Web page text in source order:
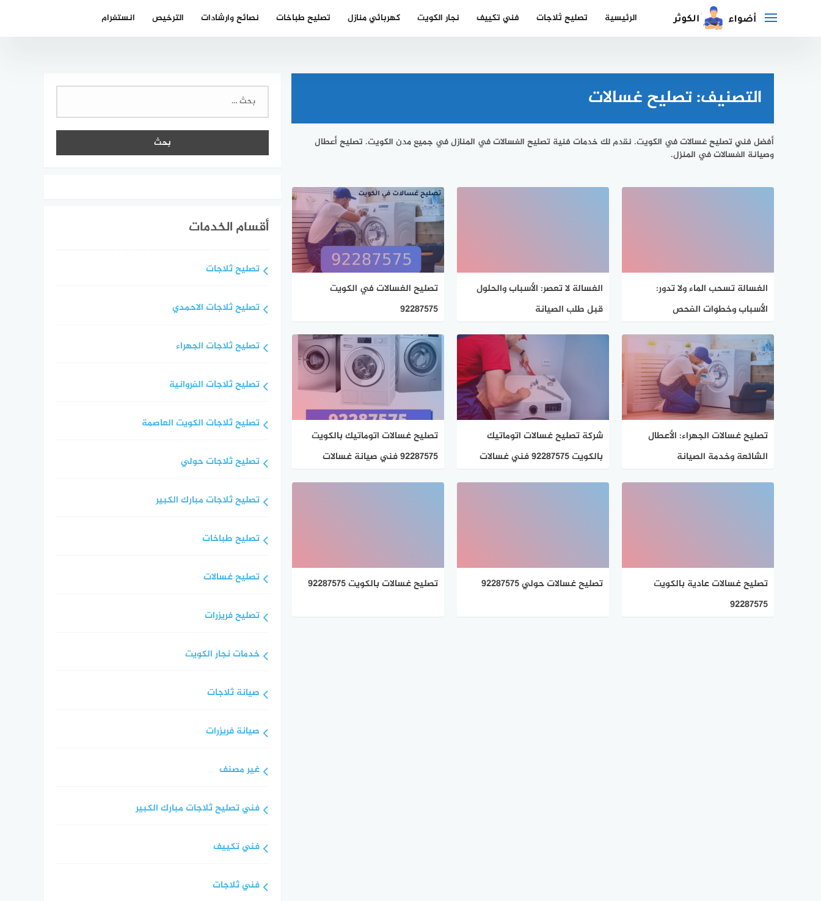
الرئيسية تصليح ثلاجات فني تكييف نجار الكويت كهربائي منازل تصليح طباخات نصائح وارشادات الترخيص انستغرام
التصنيف:تصليح غسالات
أفضل فني تصليح غسالات في الكويت. نقدم لك خدمات فنية تصليح الغسالات في المنازل في جميع مدن الكويت. تصليح أعطال
وصيانة الغسالات في المنزل.
الغسالة تسحب الماء ولا تدور:
الأسباب وخطوات الفحص
الغسالة لا تعصر: الأسباب والحلول
قبل طلب الصيانة
تصليح الغسالات في الكويت
92287575
تصليح غسالات الجهراء: الأعطال
الشائعة وخدمة الصيانة
شركة تصليح غسالات اتوماتيك
بالكويت 92287575 فني غسالات
تصليح غسالات اتوماتيك بالكويت​
92287575 فني صيانة غسالات
تصليح غسالات عادية بالكويت
92287575
تصليح غسالات حولي 92287575 تصليح غسالات بالكويت 92287575
البحث
أقسام الخدمات
تصليح ثلاجات
تصليح ثلاجات الاحمدي
تصليح ثلاجات الجهراء
تصليح ثلاجات الفروانية
تصليح ثلاجات الكويت العاصمة
تصليح ثلاجات حولي
تصليح ثلاجات مبارك الكبير
تصليح طباخات
تصليح غسالات
تصليح فريزرات
خدمات نجار الكويت
صيانة ثلاجات
صيانة فريزرات
غير مصنف
فني تصليح ثلاجات مبارك الكبير
فني تكييف
فني ثلاجات